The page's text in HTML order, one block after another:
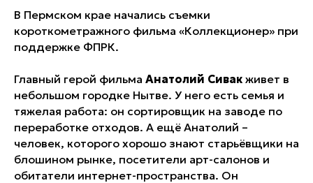
В Пермском крае начались съемки
короткометражного фильма «Коллекционер» при
поддержке ФПРК.
Главный герой фильма Анатолий Сивак живет в
небольшом городке Нытве. У него есть семья и
тяжелая работа: он сортировщик на заводе по
переработке отходов. А ещё Анатолий –
человек, которого хорошо знают старьёвщики на
блошином рынке, посетители арт-салонов и
обитатели интернет-пространства. Он